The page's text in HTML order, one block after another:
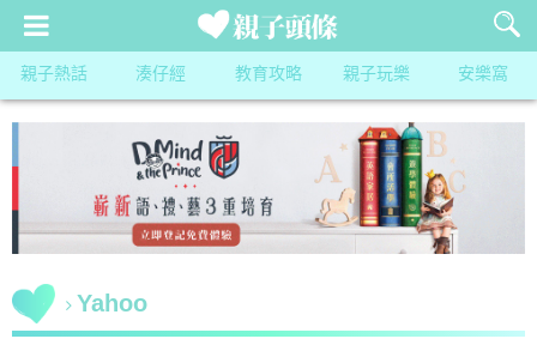
親子熱話 湊仔經 教育攻略 親子玩樂 安樂窩
Yahoo